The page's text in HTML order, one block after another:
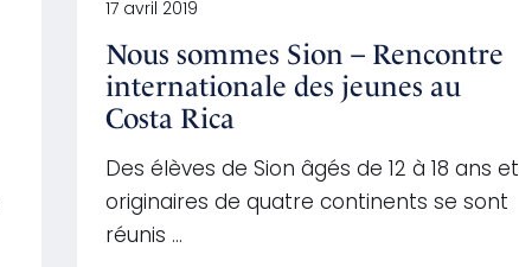
17 avril 2019
Nous sommes Sion – Rencontre
internationale des jeunes au
Costa Rica
Des élèves de Sion âgés de 12 à 18 ans et
originaires de quatre continents se sont
réunis …